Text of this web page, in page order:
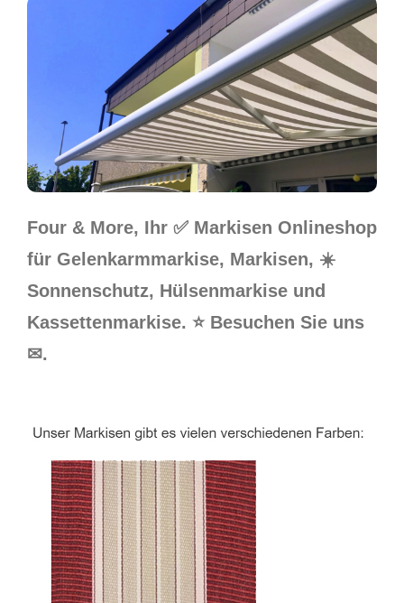
Four & More, Ihr ✅ Markisen Onlineshop
für Gelenkarmmarkise, Markisen, ☀️
Sonnenschutz, Hülsenmarkise und
Kassettenmarkise. ⭐ Besuchen Sie uns
✉.